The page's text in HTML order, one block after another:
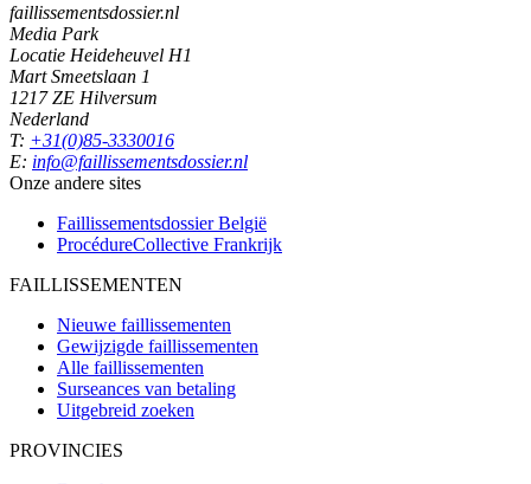
faillissementsdossier.nl
Media Park
Locatie Heideheuvel H1
Mart Smeetslaan 1
1217 ZE Hilversum
Nederland
T: +31(0)85-3330016
E: info@faillissementsdossier.nl
Onze andere sites
Faillissementsdossier België
ProcédureCollective Frankrijk
FAILLISSEMENTEN
Nieuwe faillissementen
Gewijzigde faillissementen
Alle faillissementen
Surseances van betaling
Uitgebreid zoeken
PROVINCIES